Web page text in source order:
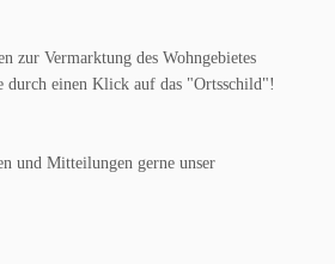
zur Vermarktung des Wohngebietes
durch einen Klick auf das "Ortsschild"!
und Mitteilungen gerne unser